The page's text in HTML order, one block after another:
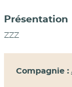
Présentation
ZZZ
Compagnie :